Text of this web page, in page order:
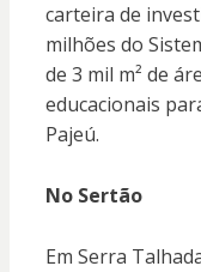
carteira de
milhões do
de 3 mil m² de
educacionais
Pajeú.
No Sertão
Em Serra